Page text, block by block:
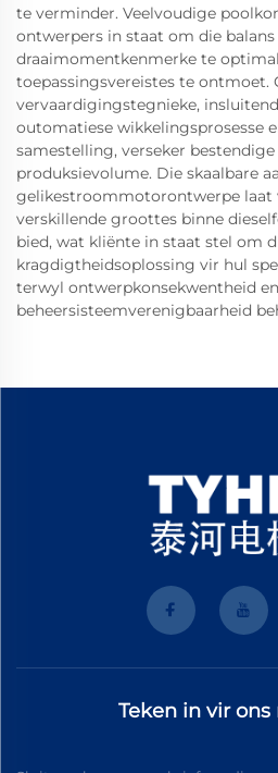
te verminder. Veelvoudige
ontwerpers in staat om die
draaimomentkenmerke te
toepassingsvereistes te ontmoet.
vervaardigingstegnieke,
outomatiese wikkelingsprosesse
samestelling, verseker
produksievolume. Die skaalbare
gelikestroommotorontwerpe laat
verskillende groottes binne
bied, wat kliënte in staat stel om
kragdigtheidsoplossing vir hul
terwyl ontwerpkonsekwentheid en
beheersisteemverenigbaarheid
Teken in vir